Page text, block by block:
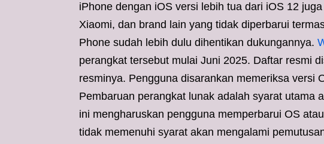
iPhone dengan iOS versi lebih tua dari iOS 12
Xiaomi, dan brand lain yang tidak diperbarui
Phone sudah lebih dulu dihentikan dukungannya.
perangkat tersebut mulai Juni 2025. Daftar resmi
resminya. Pengguna disarankan memeriksa versi
Pembaruan perangkat lunak adalah syarat utama
ini mengharuskan pengguna memperbarui OS
tidak memenuhi syarat akan mengalami